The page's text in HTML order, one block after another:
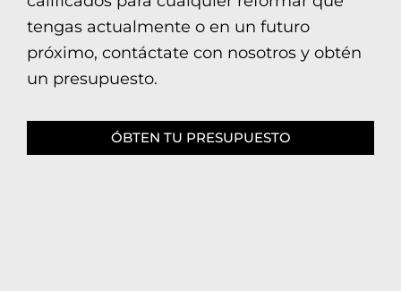
tengas actualmente o en un futuro
próximo, contáctate con nosotros y obtén
un presupuesto.
ÓBTEN TU PRESUPUESTO